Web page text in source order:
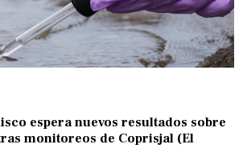
espera nuevos resultados sobre
monitoreos de Coprisjal (El